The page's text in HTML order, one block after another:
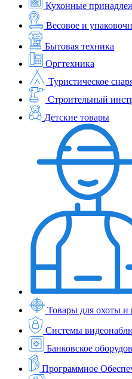
Кухонные
Весовое и
Бытовая техника
Оргтехника
Туристическое
Строительный
Детские товары
Товары для охоты и
Системы
Банковское
Программное